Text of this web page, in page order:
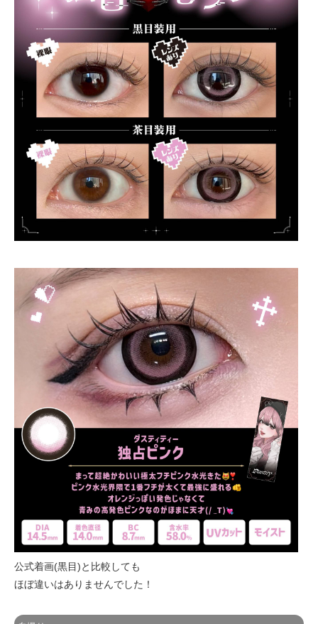
公式着画(黒目)と比較しても
ほぼ違いはありませんでした！